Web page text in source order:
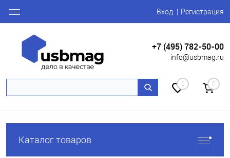
Вход Регистрация
+7 (495) 782-50-00
info@usbmag.ru
0 0
Каталог товаров